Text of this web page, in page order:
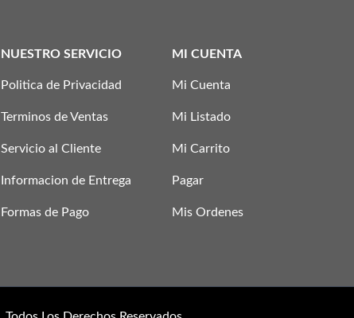
NUESTRO SERVICIO
Politica de Privacidad
Terminos de Ventas
Servicio al Cliente
Informacion de Entrega
Formas de Pago
MI CUENTA
Mi Cuenta
Mi Listado
Mi Carrito
Pagar
Mis Ordenes